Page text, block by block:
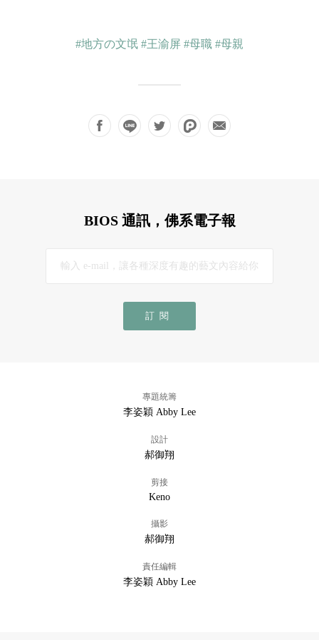
#地方の文氓 #王渝屏 #母職 #母親
BIOS 通訊，佛系電子報
訂閱
專題統籌
李姿穎 Abby Lee
設計
郝御翔
剪接
Keno
攝影
郝御翔
責任編輯
李姿穎 Abby Lee